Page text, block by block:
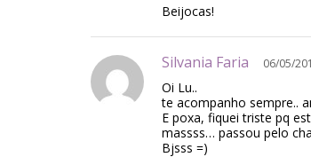
Beijocas!
Silvania Faria 06/05/
Oi Lu..
te acompanho sempre..
E poxa, fiquei triste pq
massss… passou pelo
Bjsss =)